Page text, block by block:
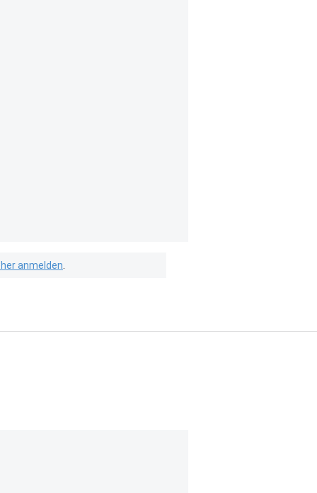
anmelden